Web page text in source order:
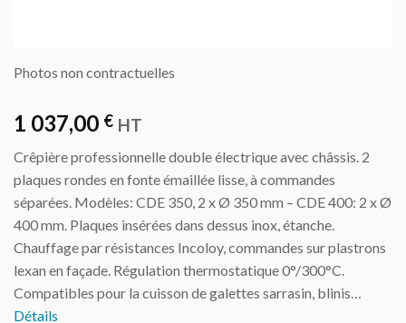
Photos non contractuelles
1 037,00 € HT
Crêpière professionnelle double électrique avec châssis. 2
plaques rondes en fonte émaillée lisse, à commandes
séparées. Modèles: CDE 350, 2 x Ø 350 mm – CDE 400: 2 x Ø
400 mm. Plaques insérées dans dessus inox, étanche.
Chauffage par résistances Incoloy, commandes sur plastrons
lexan en façade. Régulation thermostatique 0°/300°C.
Compatibles pour la cuisson de galettes sarrasin, blinis…
Détails